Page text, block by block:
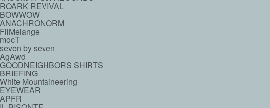
ROARK REVIVAL
BOWWOW
ANACHRONORM
FilMelange
mocT
seven by seven
AgAwd
GOODNEIGHBORS SHIRTS
BRIEFING
White Mountaineering
EYEWEAR
APFR